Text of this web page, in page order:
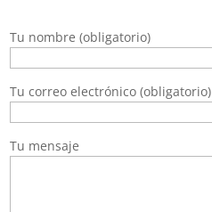
Tu nombre (obligatorio)
Tu correo electrónico (obligatorio)
Tu mensaje